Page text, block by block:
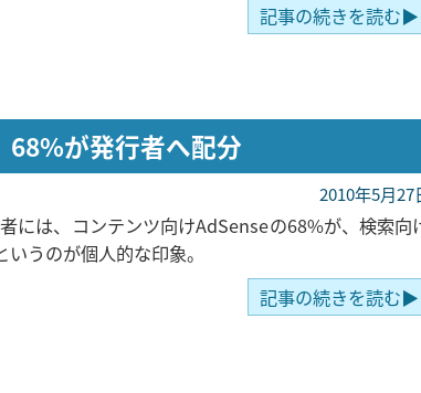
記事の続きを読む▶
が発行者へ配分
2010年5月27
には、コンテンツ向けAdSenseの68%が、検索向
うのが個人的な印象。
記事の続きを読む▶